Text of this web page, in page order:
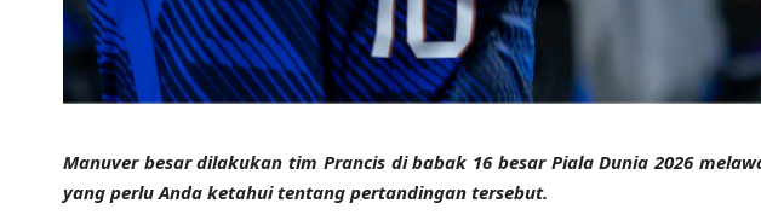
Manuver besar dilakukan tim Prancis di babak 16 besar Piala Dunia 2026
yang perlu Anda ketahui tentang pertandingan tersebut.